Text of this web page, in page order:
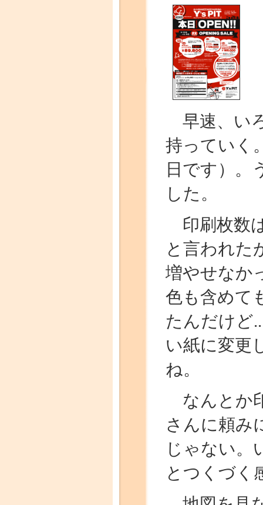
早速、い
持っていく
日です）。
した。
印刷枚数
と言われた
増やせなか
色も含めて
たんだけど
い紙に変更
ね。
なんとか
さんに頼み
じゃない。
とつくづく